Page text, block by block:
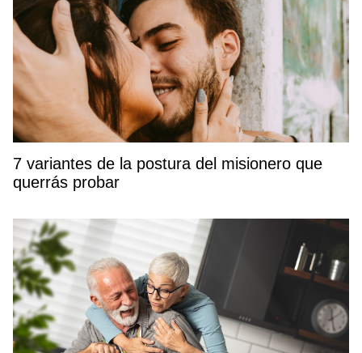
7 variantes de la postura del misionero que
querrás probar